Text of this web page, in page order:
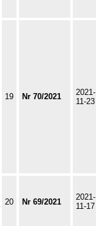
19 Nr 70/2021
2021-
11-23
20 Nr 69/2021
2021-
11-17